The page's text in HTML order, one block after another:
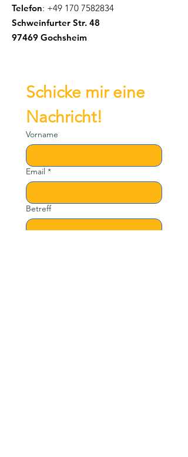
Telefon: +49 170 7582834
Schweinfurter Str. 48
97469 Gochsheim
Schicke mir eine
Nachricht!
Vorname
Email *
Betreff